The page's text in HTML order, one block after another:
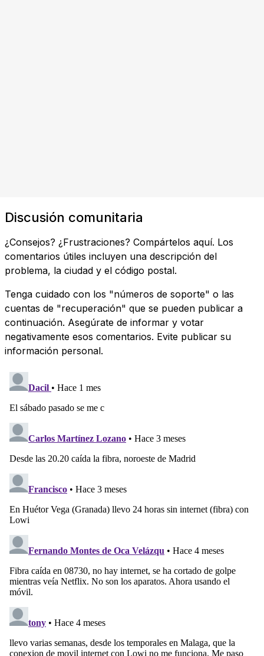
Discusión comunitaria
¿Consejos? ¿Frustraciones? Compártelos aquí. Los
comentarios útiles incluyen una descripción del
problema, la ciudad y el código postal.
Tenga cuidado con los "números de soporte" o las
cuentas de "recuperación" que se pueden publicar a
continuación. Asegúrate de informar y votar
negativamente esos comentarios. Evite publicar su
información personal.